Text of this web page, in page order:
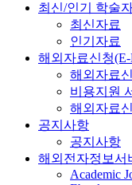
최신/인기 학술
최신자료
인기자료
해외자료신청
해외자료
비용지원
해외자료
공지사항
공지사항
해외전자정보서
Academic